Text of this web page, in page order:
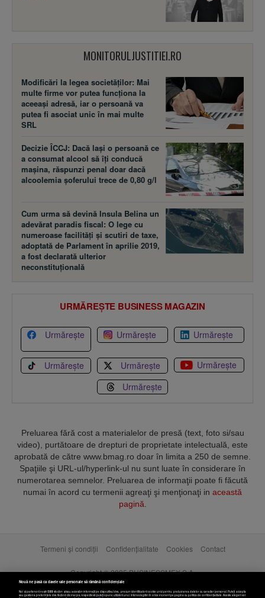
MONITORULJUSTITIEI.RO
Modificări la legea societăţilor: Mai
multe firme vor putea funcţiona la
aceeaşi adresă, iar o persoană va
putea fi asociat unic în mai multe
SRL
Decizie ÎCCJ: Dacă laşi o persoană ce
a consumat alcool să îţi conducă
maşina, răspunzi penal doar dacă
alcoolemia şoferului trece de 0,80 g/l
Cum urma să devină Insula Belina un
adevărat paradis fiscal: O lege cu
numeroase facilităţi şi scutiri de taxe,
adoptată de Parlament în aprilie 2019,
a fost declarată ulterior
neconstituţională
URMĂREȘTE BUSINESS MAGAZIN
Urmărește Urmărește Urmărește
Urmărește Urmărește
Urmărește
Urmărește
Preluarea fără cost a materialelor de presă (text, foto si/sau
video), purtătoare de drepturi de proprietate intelectuală, este
aprobată de către www.bmag.ro doar în limita a 250 de semne.
Spaţiile şi URL-ul/hyperlink-ul nu sunt luate în considerare în
numerotarea semnelor. Preluarea de informaţii poate fi făcută
numai în acord cu termenii agreaţi şi menţionaţi in această
pagină
Termeni și condiții Confidențialitate Cookies Contact
Copyright © 2025 BUSINESSMEX S.A.
Nouă ne pasă ca datele tale personale să rămână confidențiale
Noi și partenerii noștri589stocăm și/sau accesăm informații pe dispozitivul dvs., precum identificatorii cookie unici pentru prelucrarea datelor cu caracter personal. Puteți accepta
sau gestiona preferințele dvs. făcând clic mai jos, respectiv vă puteți opune utilizării unui interes legitim în orice moment pe pagina cu politica de confidențialitate. Aceste alegeri vor